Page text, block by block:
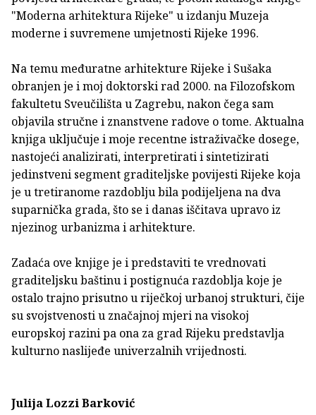
"Moderna arhitektura Rijeke" u izdanju Muzeja
moderne i suvremene umjetnosti Rijeke 1996.
Na temu međuratne arhitekture Rijeke i Sušaka
obranjen je i moj doktorski rad 2000. na Filozofskom
fakultetu Sveučilišta u Zagrebu, nakon čega sam
objavila stručne i znanstvene radove o tome. Aktualna
knjiga uključuje i moje recentne istraživačke dosege,
nastojeći analizirati, interpretirati i sintetizirati
jedinstveni segment graditeljske povijesti Rijeke koja
je u tretiranome razdoblju bila podijeljena na dva
suparnička grada, što se i danas iščitava upravo iz
njezinog urbanizma i arhitekture.
Zadaća ove knjige je i predstaviti te vrednovati
graditeljsku baštinu i postignuća razdoblja koje je
ostalo trajno prisutno u riječkoj urbanoj strukturi, čije
su svojstvenosti u značajnoj mjeri na visokoj
europskoj razini pa ona za grad Rijeku predstavlja
kulturno naslijeđe univerzalnih vrijednosti.
Julija Lozzi Barković